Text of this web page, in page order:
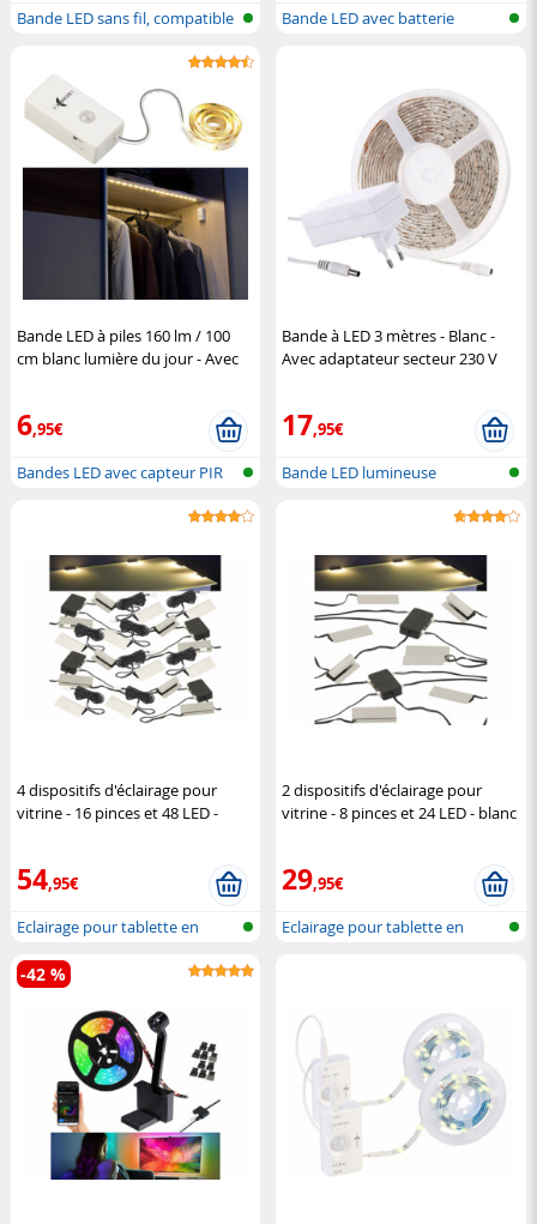
Bande LED sans fil, compatible
Bande LED avec batterie
Bande LED à piles 160 lm / 100
cm blanc lumière du jour - Avec
6,95€
Bandes LED avec capteur PIR
Bande à LED 3 mètres - Blanc -
Avec adaptateur secteur 230 V
17,95€
Bande LED lumineuse
4 dispositifs d'éclairage pour
vitrine - 16 pinces et 48 LED -
54,95€
Eclairage pour tablette en
verre
2 dispositifs d'éclairage pour
vitrine - 8 pinces et 24 LED - blanc
29,95€
Eclairage pour tablette en
-42 %